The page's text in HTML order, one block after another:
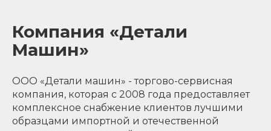
Компания «Детали
Машин»
ООО «Детали машин» - торгово-сервисная
компания, которая с 2008 года предоставляет
комплексное снабжение клиентов лучшими
образцами импортной и отечественной